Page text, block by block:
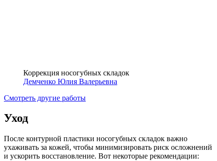
Коррекция носогубных складок
Демченко Юлия Валерьевна
Смотреть другие работы
Уход
После контурной пластики носогубных складок важно
ухаживать за кожей, чтобы минимизировать риск осложнений
и ускорить восстановление. Вот некоторые рекомендации: